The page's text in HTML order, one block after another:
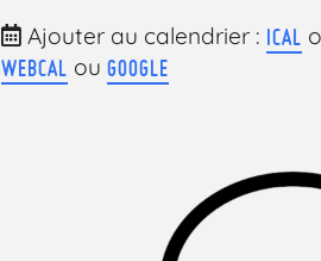
Ajouter au calendrier : ICAL
WEBCAL ouGOOGLE